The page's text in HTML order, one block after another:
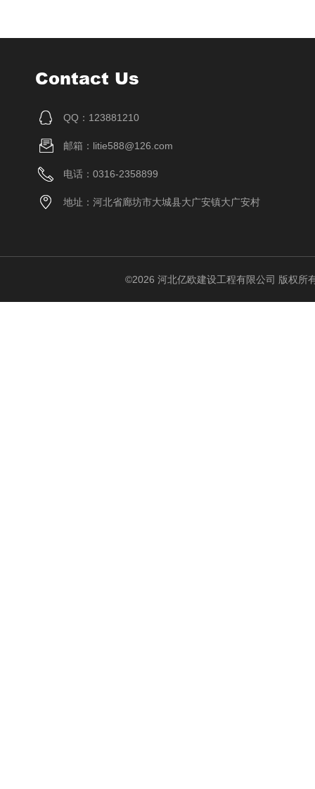
Contact Us
QQ：123881210
邮箱：litie588@126.com
电话：0316-2358899
地址：河北省廊坊市大城县大广安镇大广安村
©2026 河北亿欧建设工程有限公司 版权